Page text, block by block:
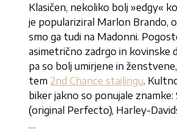
Klasičen, nekoliko bolj »edgy«
je populariziral Marlon Brando,
smo ga tudi na Madonni.
asimetrično zadrgo in kovinske
pa so bolj umirjene in
tem 2nd Chance stajlingu.
biker jakno so ponujale
(original Perfecto), Harley-
…